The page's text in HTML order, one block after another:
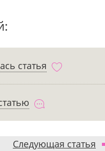
статья
Следующая статья